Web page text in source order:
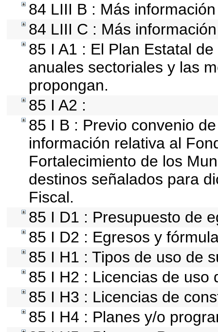
84 LIII B : Más
84 LIII C : Más
85 I A1 : El Plan Estatal
anuales sectoriales y las
propongan.
85 I A2 :
85 I B : Previo convenio
información relativa al
Fortalecimiento de los
destinos señalados para
Fiscal.
85 I D1 : Presupuesto de
85 I D2 : Egresos y
85 I H1 : Tipos de uso de
85 I H2 : Licencias de uso
85 I H3 : Licencias de
85 I H4 : Planes y/o